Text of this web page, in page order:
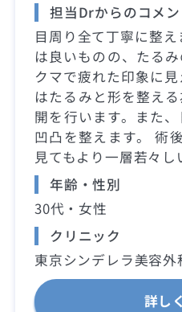
担当Drからのコメン
目周り全て丁寧に整
は良いものの、たる
クマで疲れた印象に
はたるみと形を整え
開を行います。また
凹凸を整えます。 術
見てもより一層若々
年齢・性別
30代・女性
クリニック
東京シンデレラ美容外
詳し